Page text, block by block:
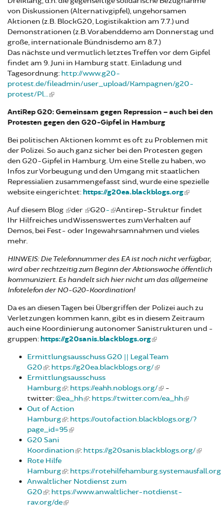
von Diskussionen (Alternativgipfel), ungehorsamen
Aktionen (z.B. BlockG20, Logistikaktion am 7.7.) und
Demonstrationen (z.B. Vorabenddemo am Donnerstag und
große, internationale Bündnisdemo am 8.7.)
Das nächste und vermutlich letztes Treffen vor dem Gipfel
findet am 9. Juni in Hamburg statt. Einladung und
Tagesordnung: http://www.g20-
protest.de/fileadmin/user_upload/Kampagnen/g20-
protest/Pl...
AntiRep G20: Gemeinsam gegen Repression – auch bei den
Protesten gegen den G20-Gipfel in Hamburg
Bei politischen Aktionen kommt es oft zu Problemen mit
der Polizei. So auch ganz sicher bei den Protesten gegen
den G20-Gipfel in Hamburg. Um eine Stelle zu haben, wo
Infos zur Vorbeugung und den Umgang mit staatlichen
Repressialien zusammengefasst sind, wurde eine spezielle
website eingerichtet:https://g20ea.blackblogs.org
Auf diesem Blog
der G20-
Antirep-Struktur findet
Ihr Hilfreiches und Wissenswertes zum Verhalten auf
Demos, bei Fest- oder Ingewahrsamnahmen und vieles
mehr.
HINWEIS: Die Telefonnummer des EA ist noch nicht verfügbar,
wird aber rechtzeitig zum Beginn der Aktionswoche öffentlich
kommuniziert. Es handelt sich hier nicht um das allgemeine
Infotelefon der NO-G20-Koordination!
Da es an diesen Tagen bei Übergriffen der Polizei auch zu
Verletzungen kommen kann, gibt es in diesem Zeitraum
auch eine Koordinierung autonomer Sanistrukturen und -
gruppen:https://g20sanis.blackblogs.org
Ermittlungsausschuss G20 || Legal Team
G20
: https://g20ea.blackblogs.org/
Ermittlungsausschuss
Hamburg
: https://eahh.noblogs.org/
-
twitter:@ea_hh : https://twitter.com/ea_hh
Out of Action
Hamburg
: https://outofaction.blackblogs.org/?
page_id=95
G20 Sani
Koordination
: https://g20sanis.blackblogs.org/
Rote Hilfe
Hamburg
: https://
Anwaltlicher Notdienst zum
G20
: https://www.anwaltlicher-notdienst-
rav.org/de